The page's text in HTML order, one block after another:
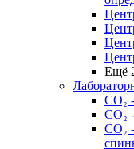
Ещё
СО₂
СО₂
СО₂